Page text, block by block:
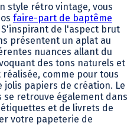
style rétro vintage, vous
faire-part de baptême
de l'aspect brut
présentent un aplat au
nuances allant du
des tons naturels et
réalisée, comme pour tous
papiers de création. Le
retrouve également dans
et de livrets de
votre papeterie de